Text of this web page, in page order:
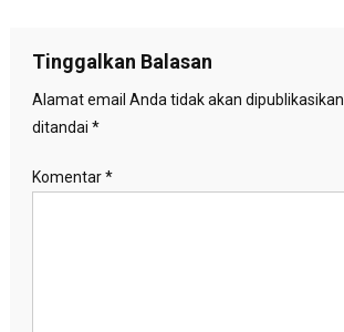
Tinggalkan Balasan
Alamat email Anda tidak akan dipublikasikan.
ditandai *
Komentar*